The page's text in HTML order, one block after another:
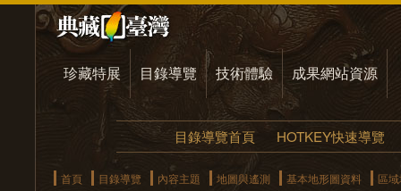
珍藏特展 目錄導覽 技術體驗 成果網站資源
目錄導覽首頁 HOTKEY快速導覽
首頁 目錄導覽 內容主題 地圖與遙測 基本地形圖資料
區